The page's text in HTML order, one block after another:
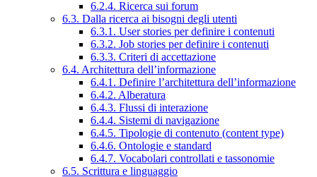
6.2.4. Ricerca sui forum
6.3. Dalla ricerca ai bisogni degli utenti
6.3.1. User stories per definire i contenuti
6.3.2. Job stories per definire i contenuti
6.3.3. Criteri di accettazione
6.4. Architettura dell’informazione
6.4.1. Definire l’architettura dell’informazione
6.4.2. Alberatura
6.4.3. Flussi di interazione
6.4.4. Sistemi di navigazione
6.4.5. Tipologie di contenuto (content type)
6.4.6. Ontologie e standard
6.4.7. Vocabolari controllati e tassonomie
6.5. Scrittura e linguaggio